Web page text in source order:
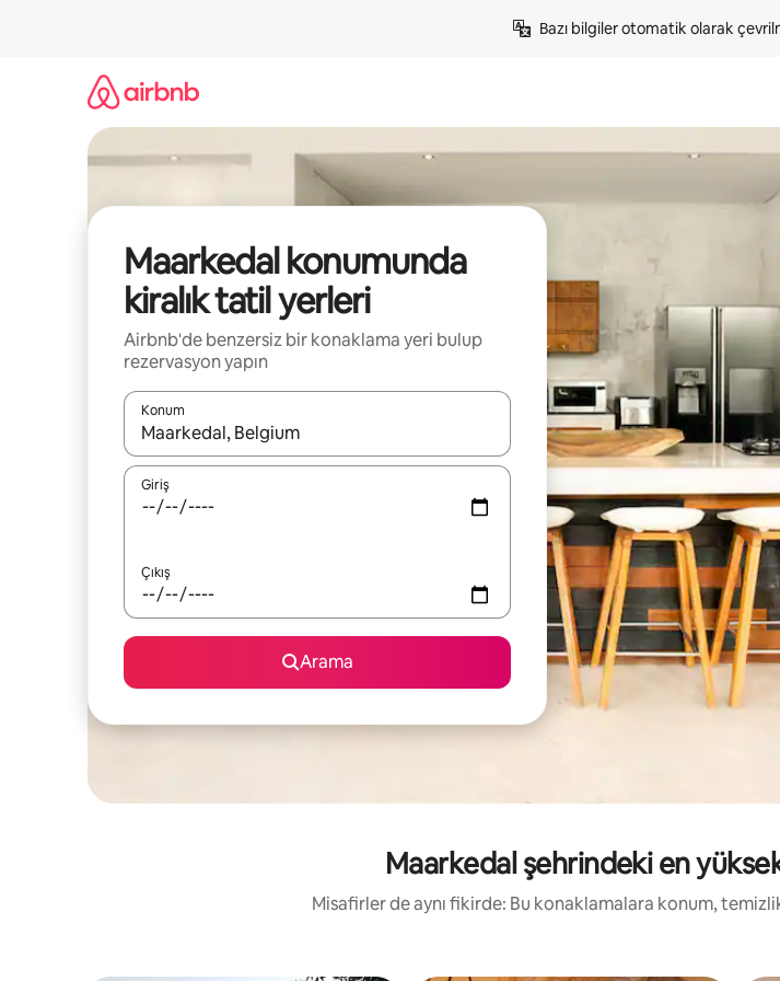
Bazı bilgiler otomatik olarak
Maarkedal konumunda
kiralık tatil yerleri
Airbnb'de benzersiz bir konaklama yeri bulup
rezervasyon yapın
Konum
Sonuçlar kullanılabilir olduğunda yukarı ve aşağı oklarıyla gezinin veya dokunarak ya da
Giriş
Çıkış
Arama
Maarkedal şehrindeki en
Misafirler de aynı fikirde: Bu konaklamalara konum,